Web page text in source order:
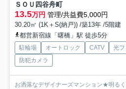
ＳＯＵ四谷舟町
13.5万円 管理/共益費5,000円
30.20㎡ (1K＋S(納戸)) /築13年 /5階建
都営新宿線「曙橋」駅 徒歩5分
駐輪場 オートロック CATV 光
防犯カメラ
お洒落なデザイナーズマンション★明る